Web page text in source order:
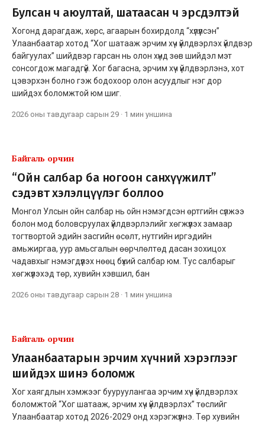
Булсан ч аюултай, шатаасан ч эрсдэлтэй
Хогонд дарагдаж, хөрс, агаарын бохирдолд “хүлүүлсэн”
Улаанбаатар хотод “Хог шатааж эрчим хүч үйлдвэрлэх үйлдвэр
байгуулах” шийдвэр гарсан нь олон хүнд зөв шийдэл мэт
сонсогдож магадгүй. Хог багасна, эрчим хүч үйлдвэрлэнэ, хот
цэвэрхэн болно гэж бодохоор олон асуудлыг нэг дор
шийдэх боломжтой юм шиг.
2026 оны тавдугаар сарын 29 · 1 мин уншина
Байгаль орчин
“Ойн салбар ба ногоон санхүүжилт”
сэдэвт хэлэлцүүлэг боллоо
Монгол Улсын ойн салбар нь ойн нэмэгдсэн өртгийн сүлжээ
болон мод боловсруулах үйлдвэрлэлийг хөгжүүлэх замаар
тогтвортой эдийн засгийн өсөлт, нутгийн иргэдийн
амьжиргаа, уур амьсгалын өөрчлөлтөд дасан зохицох
чадавхыг нэмэгдүүлэх нөөц бүхий салбар юм. Тус салбарыг
хөгжүүлэхэд төр, хувийн хэвшил, бан
2026 оны тавдугаар сарын 28 · 1 мин уншина
Байгаль орчин
Улаанбаатарын эрчим хүчний хэрэглээг
шийдэх шинэ боломж
Хог хаягдлын хэмжээг бууруулангаа эрчим хүч үйлдвэрлэх
боломжтой “Хог шатааж, эрчим хүч үйлдвэрлэх” төслийг
Улаанбаатар хотод 2026-2029 онд хэрэгжүүлнэ. Төр хувийн